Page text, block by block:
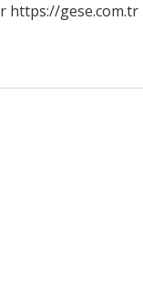
https://gese.com.tr